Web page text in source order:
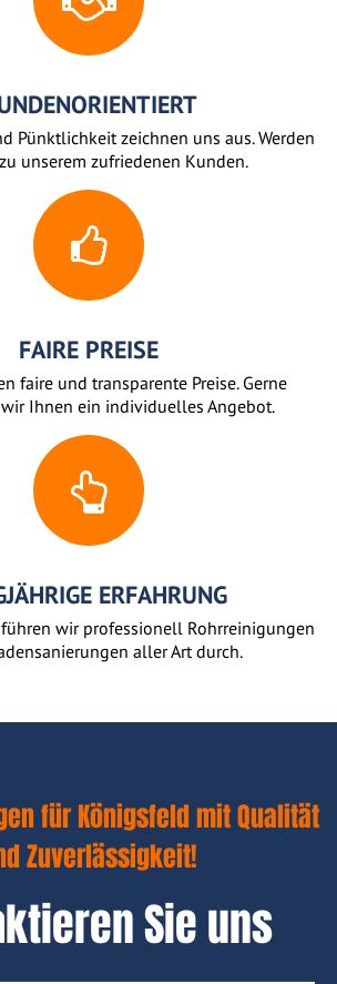
Pünktlichkeit zeichnen uns aus. Werden
unserem zufriedenen Kunden.
FAIRE PREISE
faire und transparente Preise. Gerne
Ihnen ein individuelles Angebot.
ERFAHRUNG
wir professionell Rohrreinigungen
aller Art durch.
für Königsfeld mit Qualität
Zuverlässigkeit!
Sie uns